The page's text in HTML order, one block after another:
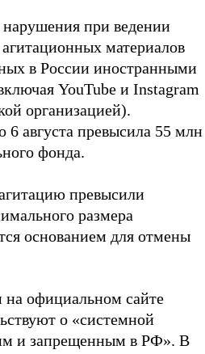
при ведении
материалов
в России иностранными
YouTube и Instagram
организацией).
6 августа превысила 55 млн
фонда.
превысили
размера
основанием для отмены
на официальном сайте
о «системной
и запрещенным в РФ». В